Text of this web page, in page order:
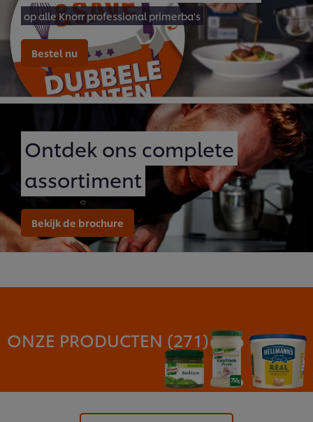
op alle Knorr professional primerba's
Bestel nu
Ontdek ons complete
assortiment
Bekijk de brochure
ONZE PRODUCTEN (271)